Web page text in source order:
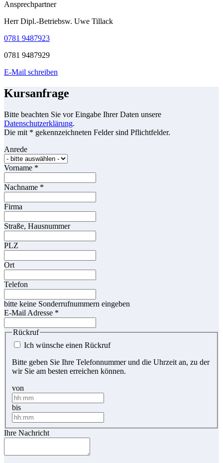
Ansprechpartner
Herr Dipl.-Betriebsw. Uwe Tillack
0781 9487923
0781 9487929
E-Mail schreiben
Kursanfrage
Bitte beachten Sie vor Eingabe Ihrer Daten unsere
Datenschutzerklärung.
Die mit * gekennzeichneten Felder sind Pflichtfelder.
Anrede
Vorname *
Nachname *
Firma
Straße, Hausnummer
PLZ
Ort
Telefon
bitte keine Sonderrufnummern eingeben
E-Mail Adresse *
Rückruf
Ich wünsche einen Rückruf
Bitte geben Sie Ihre Telefonnummer und die Uhrzeit an, zu der
wir Sie am besten erreichen können.
von
bis
Ihre Nachricht